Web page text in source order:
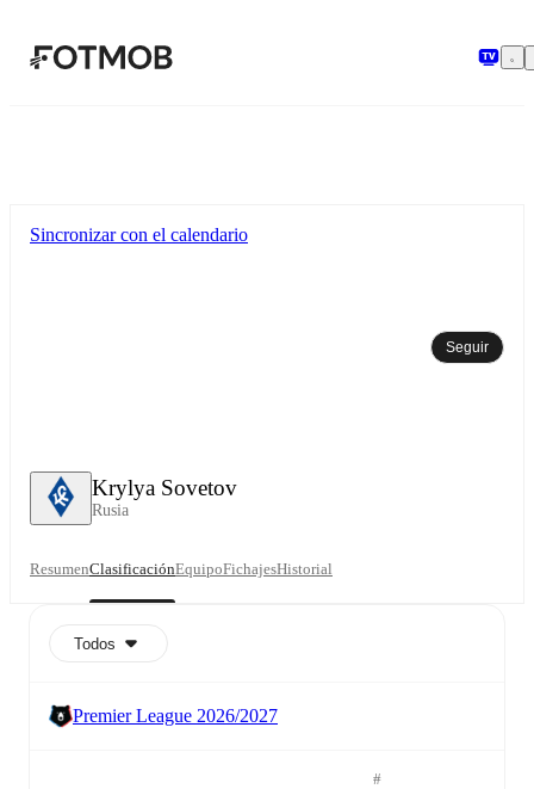
Krylya Sovetov
Rusia
Sincronizar con el calendario
Seguir
ResumenClasificaciónEquipoFichajesHistorial
Todos
Premier League 2026/2027
#